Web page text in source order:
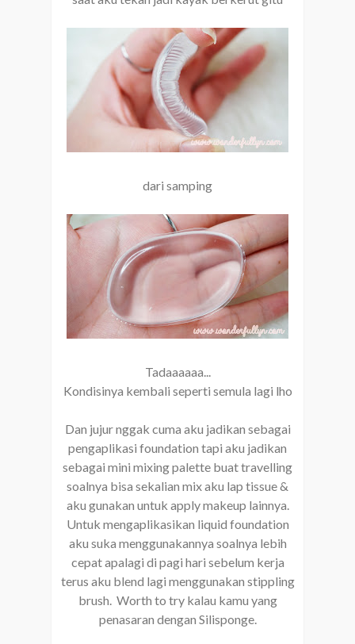
dari samping
Tadaaaaaa...
Kondisinya kembali seperti semula lagi lho
Dan jujur nggak cuma aku jadikan sebagai
pengaplikasi foundation tapi aku jadikan
sebagai mini mixing palette buat travelling
soalnya bisa sekalian mix aku lap tissue &
aku gunakan untuk apply makeup lainnya.
Untuk mengaplikasikan liquid foundation
aku suka menggunakannya soalnya lebih
cepat apalagi di pagi hari sebelum kerja
terus aku blend lagi menggunakan stippling
brush. Worth to try kalau kamu yang
penasaran dengan Silisponge.